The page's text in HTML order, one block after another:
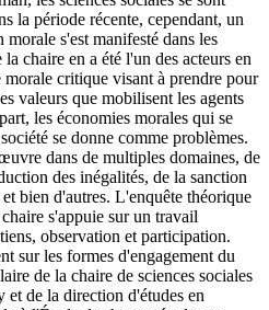
la période récente, cependant, un
s'est manifesté dans les
chaire en a été l'un des acteurs en
critique visant à prendre pour
valeurs que mobilisent les agents
les économies morales qui se
se donne comme problèmes.
dans de multiples domaines, de
des inégalités, de la sanction
bien d'autres. L'enquête théorique
s'appuie sur un travail
observation et participation.
sur les formes d'engagement du
de la chaire de sciences sociales
de la direction d'études en